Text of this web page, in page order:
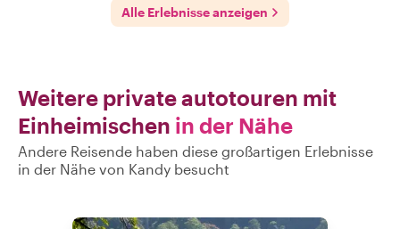
Alle Erlebnisse anzeigen
Weitere private autotouren mit
Einheimischen in der Nähe
Andere Reisende haben diese großartigen Erlebnisse
in der Nähe von Kandy besucht